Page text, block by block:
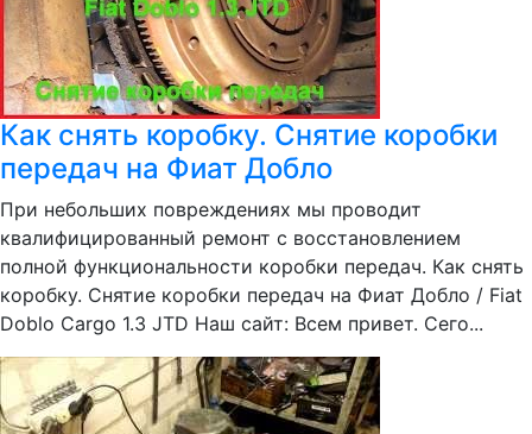
Как снять коробку. Снятие коробки
передач на Фиат Добло
При небольших повреждениях мы проводит
квалифицированный ремонт с восстановлением
полной функциональности коробки передач. Как снять
коробку. Снятие коробки передач на Фиат Добло / Fiat
Doblo Cargo 1.3 JTD Наш сайт: Всем привет. Сего...